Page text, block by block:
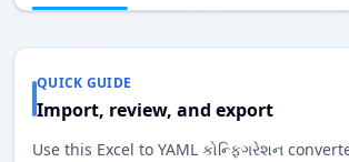
QUICK GUIDE
Import, review, and export
Use this Excel to YAML કોન્ફિગરેશન